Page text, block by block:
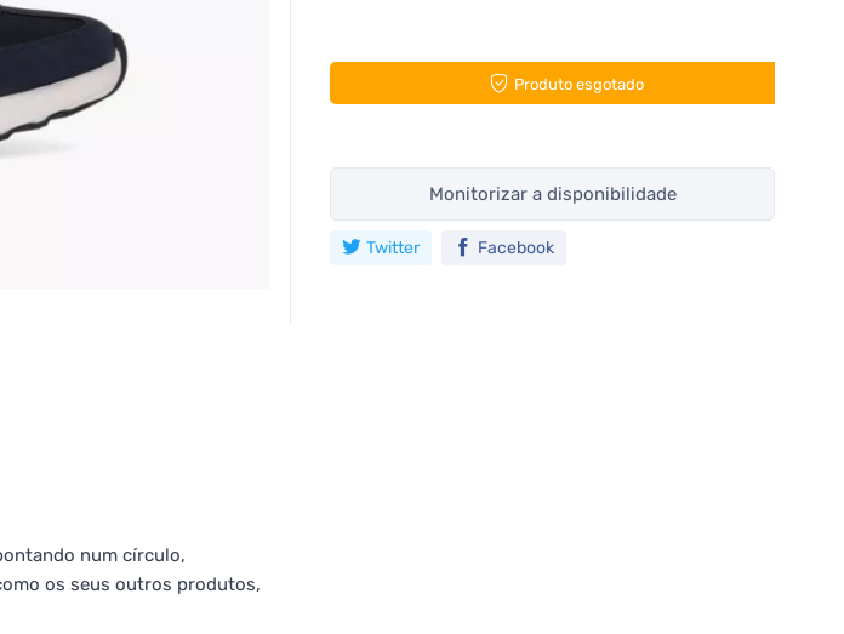
num círculo,
os seus outros produtos,
Produto esgotado
Monitorizar a disponibilidade
Twitter Facebook